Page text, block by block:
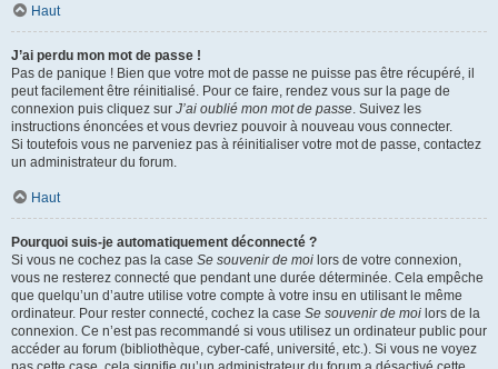
Haut
J’ai perdu mon mot de passe !
Pas de panique ! Bien que votre mot de passe ne puisse pas être récupéré, il
peut facilement être réinitialisé. Pour ce faire, rendez vous sur la page de
connexion puis cliquez sur J’ai oublié mon mot de passe. Suivez les
instructions énoncées et vous devriez pouvoir à nouveau vous connecter.
Si toutefois vous ne parveniez pas à réinitialiser votre mot de passe, contactez
un administrateur du forum.
Haut
Pourquoi suis-je automatiquement déconnecté ?
Si vous ne cochez pas la case Se souvenir de moi lors de votre connexion,
vous ne resterez connecté que pendant une durée déterminée. Cela empêche
que quelqu’un d’autre utilise votre compte à votre insu en utilisant le même
ordinateur. Pour rester connecté, cochez la case Se souvenir de moi lors de la
connexion. Ce n’est pas recommandé si vous utilisez un ordinateur public pour
accéder au forum (bibliothèque, cyber-café, université, etc.). Si vous ne voyez